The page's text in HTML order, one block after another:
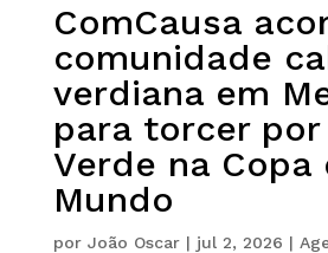
ComCausa
comunidade
verdiana em
para torcer por
Verde na Copa
Mundo
por João Oscar| jul 2, 2026 |